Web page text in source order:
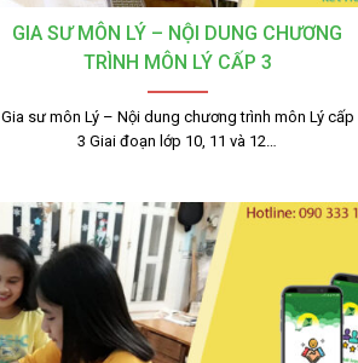
GIA SƯ MÔN LÝ – NỘI DUNG CHƯƠNG
TRÌNH MÔN LÝ CẤP 3
Gia sư môn Lý – Nội dung chương trình môn Lý cấp
3 Giai đoạn lớp 10, 11 và 12…